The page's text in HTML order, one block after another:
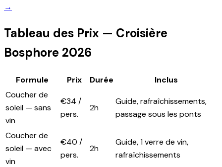
→
Tableau des Prix — Croisière
Bosphore 2026
Formule Prix Durée
Inclus
Coucher de
soleil — sans
vin
€34 /
pers.
2h
Guide, rafraîchissements,
passage sous les ponts
Coucher de
soleil — avec
vin
€40 /
pers.
2h
Guide, 1 verre de vin,
rafraîchissements